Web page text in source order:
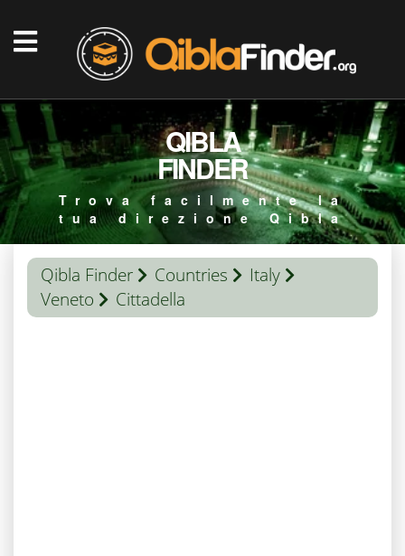
QIBLA
FINDER
Trova facilmente la
tua direzione Qibla
Qibla Finder Countries
Italy
Veneto
Cittadella